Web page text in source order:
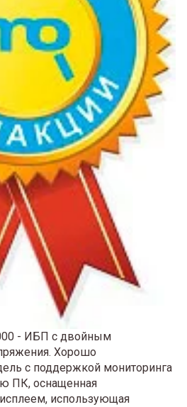
- ИБП с двойным
Хорошо
с поддержкой мониторинга
ПК, оснащенная
использующая